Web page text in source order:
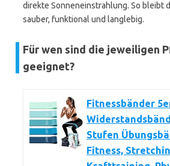
direkte Sonneneinstrahlung. So bleibt
sauber, funktional und langlebig.
Für wen sind die jeweiligen
geeignet?
Fitnessbänder
Stufen
Fitness,